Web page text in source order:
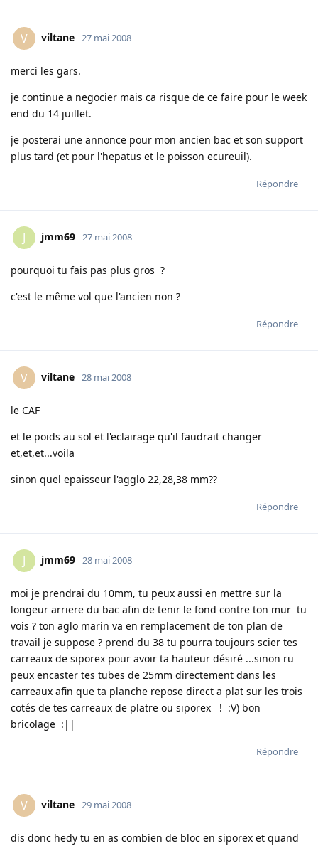
V viltane 27 mai 2008
merci les gars.
je continue a negocier mais ca risque de ce faire pour le week
end du 14 juillet.
je posterai une annonce pour mon ancien bac et son support
plus tard (et pour l'hepatus et le poisson ecureuil).
Répondre
J jmm69 27 mai 2008
pourquoi tu fais pas plus gros ?
c'est le même vol que l'ancien non ?
Répondre
V viltane 28 mai 2008
le CAF
et le poids au sol et l'eclairage qu'il faudrait changer
et,et,et...voila
sinon quel epaisseur l'agglo 22,28,38 mm??
Répondre
J jmm69 28 mai 2008
moi je prendrai du 10mm, tu peux aussi en mettre sur la
longeur arriere du bac afin de tenir le fond contre ton mur tu
vois ? ton aglo marin va en remplacement de ton plan de
travail je suppose ? prend du 38 tu pourra toujours scier tes
carreaux de siporex pour avoir ta hauteur désiré ...sinon ru
peux encaster tes tubes de 25mm directement dans les
carreaux afin que ta planche repose direct a plat sur les trois
cotés de tes carreaux de platre ou siporex ! :V) bon
bricolage :||
Répondre
V viltane 29 mai 2008
dis donc hedy tu en as combien de bloc en siporex et quand